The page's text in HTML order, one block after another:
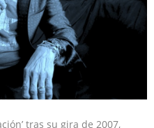
tras su gira de 2007,